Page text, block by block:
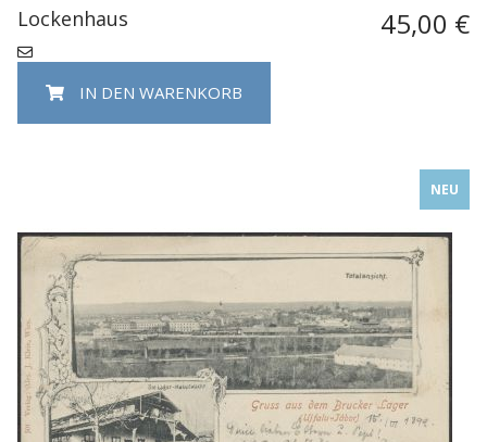
Lockenhaus 45,00 €
IN DEN WARENKORB
NEU